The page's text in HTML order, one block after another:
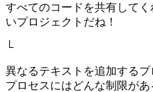
すべてのコードを共有して
いプロジェクトだね！
└
異なるテキストを追加する
プロセスにはどんな制限が